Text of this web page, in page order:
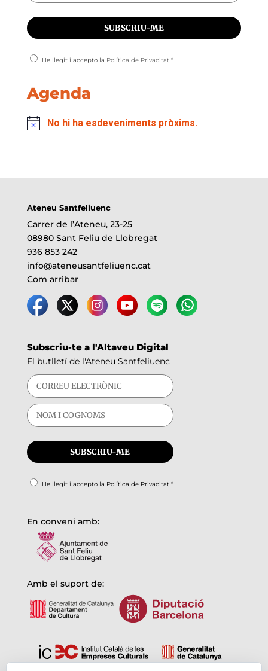
He llegit i accepto la Política de Privacitat *
Agenda
No hi ha esdeveniments pròxims.
Ateneu Santfeliuenc
Carrer de l’Ateneu, 23-25
08980 Sant Feliu de Llobregat
936 853 242
info@ateneusantfeliuenc.cat
Com arribar
Subscriu-te a l'Altaveu Digital
El butlletí de l'Ateneu Santfeliuenc
He llegit i accepto la Política de Privacitat*
En conveni amb:
Amb el suport de: